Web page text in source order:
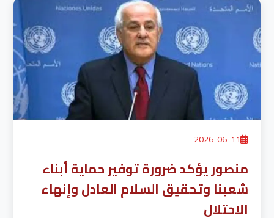
2026-06-11
منصور يؤكد ضرورة توفير حماية أبناء
شعبنا وتحقيق السلام العادل وإنهاء
الاحتلال